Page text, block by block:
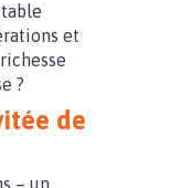
et
?
de
– un